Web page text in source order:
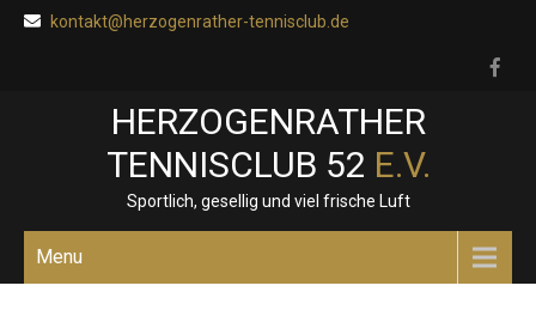
Skip
kontakt@herzogenrather-tennisclub.de
HERZOGENRATHER
TENNISCLUB 52 E.V.
Sportlich, gesellig und viel frische Luft
Menu